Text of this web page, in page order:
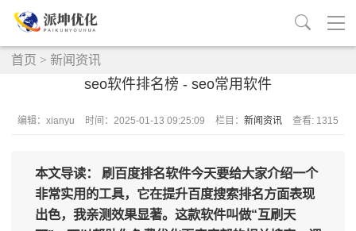
首页 > 新闻资讯
seo软件排名榜 - seo常用软件
编辑：xianyu 时间：2025-01-13 09:25:09 栏目： 新闻资讯 查看: 1315
本文导读： 刷百度排名软件今天要给大家介绍一个
非常实用的工具，它在提升百度搜索排名方面表现
出色，我亲测效果显著。这款软件叫做“互刷天